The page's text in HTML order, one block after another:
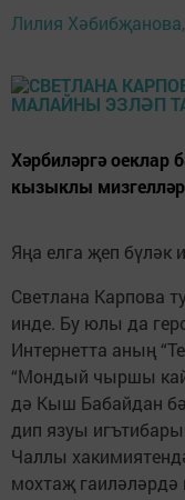
Лилия Хәбибҗанова,
Хәрбиләргә оеклар
кызыклы
Яңа елга җеп бүләк
Светлана Карпова
инде. Бу юлы да
Интернетта аның
“Мондый чыршы
дә Кыш Бабайдан
дип язуы
Чаллы
мохтаҗ